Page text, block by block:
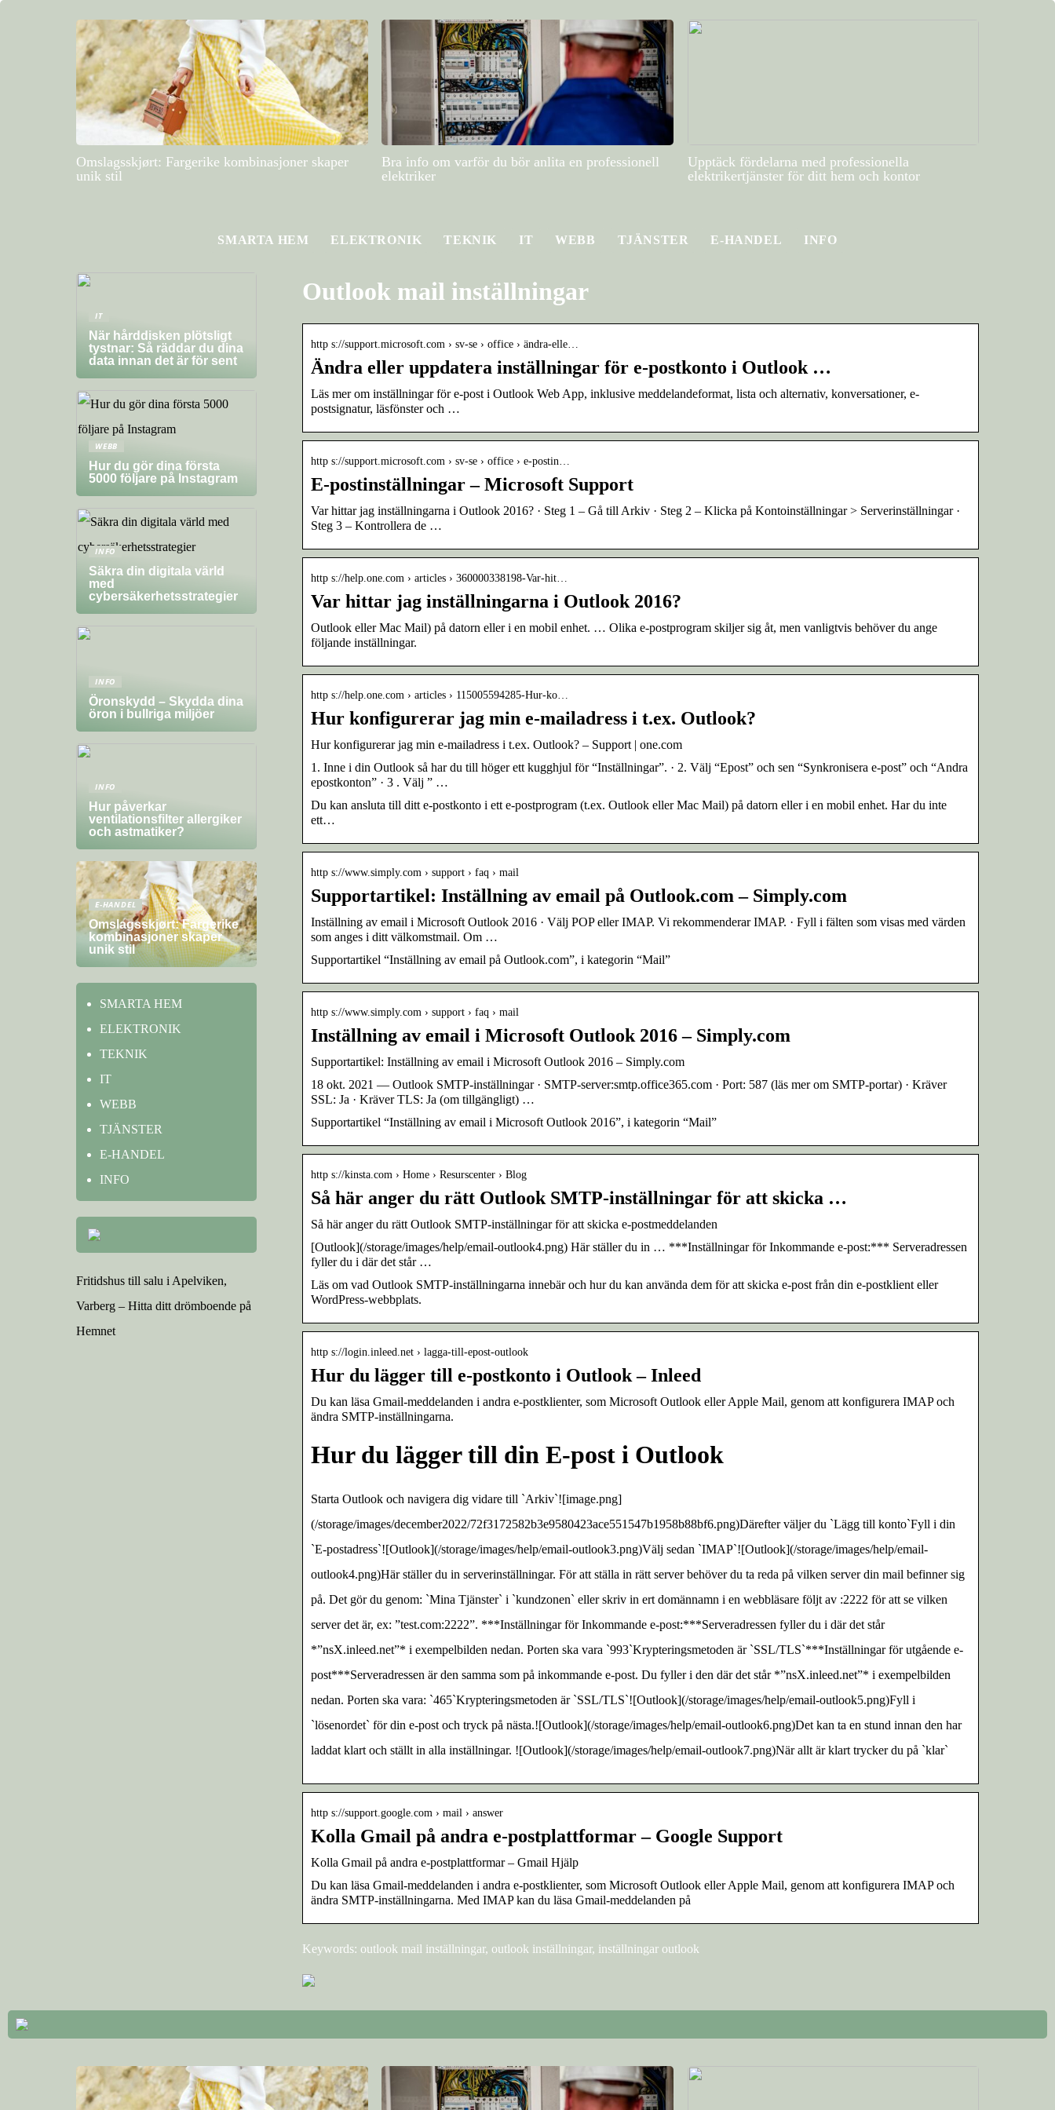
Omslagsskjørt: Fargerike kombinasjoner skaper
unik stil
Bra info om varför du bör anlita en professionell
elektriker
Upptäck fördelarna med professionella
elektrikertjänster för ditt hem och kontor
SMARTA HEM ELEKTRONIK TEKNIK IT WEBB TJÄNSTER E-HANDEL INFO
Outlook mail inställningar
http s://support.microsoft.com › sv-se › office › ändra-elle…
Ändra eller uppdatera inställningar för e-postkonto i Outlook …
Läs mer om inställningar för e-post i Outlook Web App, inklusive meddelandeformat, lista och alternativ, konversationer, e-
postsignatur, läsfönster och …
http s://support.microsoft.com › sv-se › office › e-postin…
E-postinställningar – Microsoft Support
Var hittar jag inställningarna i Outlook 2016? · Steg 1 – Gå till Arkiv · Steg 2 – Klicka på Kontoinställningar > Serverinställningar ·
Steg 3 – Kontrollera de …
http s://help.one.com › articles › 360000338198-Var-hit…
Var hittar jag inställningarna i Outlook 2016?
Outlook eller Mac Mail) på datorn eller i en mobil enhet. … Olika e-postprogram skiljer sig åt, men vanligtvis behöver du ange
följande inställningar.
http s://help.one.com › articles › 115005594285-Hur-ko…
Hur konfigurerar jag min e-mailadress i t.ex. Outlook?
Hur konfigurerar jag min e-mailadress i t.ex. Outlook? – Support | one.com
1. Inne i din Outlook så har du till höger ett kugghjul för “Inställningar”. · 2. Välj “Epost” och sen “Synkronisera e-post” och “Andra
epostkonton” · 3 . Välj ” …
Du kan ansluta till ditt e-postkonto i ett e-postprogram (t.ex. Outlook eller Mac Mail) på datorn eller i en mobil enhet. Har du inte
ett…
http s://www.simply.com › support › faq › mail
Supportartikel: Inställning av email på Outlook.com – Simply.com
Inställning av email i Microsoft Outlook 2016 · Välj POP eller IMAP. Vi rekommenderar IMAP. · Fyll i fälten som visas med värden
som anges i ditt välkomstmail. Om …
Supportartikel “Inställning av email på Outlook.com”, i kategorin “Mail”
http s://www.simply.com › support › faq › mail
Inställning av email i Microsoft Outlook 2016 – Simply.com
Supportartikel: Inställning av email i Microsoft Outlook 2016 – Simply.com
18 okt. 2021 — Outlook SMTP-inställningar · SMTP-server:smtp.office365.com · Port: 587 (läs mer om SMTP-portar) · Kräver
SSL: Ja · Kräver TLS: Ja (om tillgängligt) …
Supportartikel “Inställning av email i Microsoft Outlook 2016”, i kategorin “Mail”
http s://kinsta.com › Home › Resurscenter › Blog
Så här anger du rätt Outlook SMTP-inställningar för att skicka …
Så här anger du rätt Outlook SMTP-inställningar för att skicka e-postmeddelanden
[Outlook](/storage/images/help/email-outlook4.png) Här ställer du in … ***Inställningar för Inkommande e-post:*** Serveradressen
fyller du i där det står …
Läs om vad Outlook SMTP-inställningarna innebär och hur du kan använda dem för att skicka e-post från din e-postklient eller
WordPress-webbplats.
http s://login.inleed.net › lagga-till-epost-outlook
Hur du lägger till e-postkonto i Outlook – Inleed
Du kan läsa Gmail-meddelanden i andra e-postklienter, som Microsoft Outlook eller Apple Mail, genom att konfigurera IMAP och
ändra SMTP-inställningarna.
Hur du lägger till din E-post i Outlook
Starta Outlook och navigera dig vidare till `Arkiv`![image.png]
(/storage/images/december2022/72f3172582b3e9580423ace551547b1958b88bf6.png)Därefter väljer du `Lägg till konto`Fyll i din
`E-postadress`![Outlook](/storage/images/help/email-outlook3.png)Välj sedan `IMAP`![Outlook](/storage/images/help/email-
outlook4.png)Här ställer du in serverinställningar. För att ställa in rätt server behöver du ta reda på vilken server din mail befinner sig
på. Det gör du genom: `Mina Tjänster` i `kundzonen` eller skriv in ert domännamn i en webbläsare följt av :2222 för att se vilken
server det är, ex: ”test.com:2222”. ***Inställningar för Inkommande e-post:***Serveradressen fyller du i där det står
*”nsX.inleed.net”* i exempelbilden nedan. Porten ska vara `993`Krypteringsmetoden är `SSL/TLS`***Inställningar för utgående e-
post***Serveradressen är den samma som på inkommande e-post. Du fyller i den där det står *”nsX.inleed.net”* i exempelbilden
nedan. Porten ska vara: `465`Krypteringsmetoden är `SSL/TLS`![Outlook](/storage/images/help/email-outlook5.png)Fyll i
`lösenordet` för din e-post och tryck på nästa.![Outlook](/storage/images/help/email-outlook6.png)Det kan ta en stund innan den har
laddat klart och ställt in alla inställningar. ![Outlook](/storage/images/help/email-outlook7.png)När allt är klart trycker du på `klar`
http s://support.google.com › mail › answer
Kolla Gmail på andra e-postplattformar – Google Support
Kolla Gmail på andra e-postplattformar – Gmail Hjälp
Du kan läsa Gmail-meddelanden i andra e-postklienter, som Microsoft Outlook eller Apple Mail, genom att konfigurera IMAP och
ändra SMTP-inställningarna. Med IMAP kan du läsa Gmail-meddelanden på
Keywords: outlook mail inställningar, outlook inställningar, inställningar outlook
IT
När hårddisken plötsligt
tystnar: Så räddar du dina
data innan det är för sent
WEBB
Hur du gör dina första
5000 följare på Instagram
INFO
Säkra din digitala värld
med
cybersäkerhetsstrategier
INFO
Öronskydd – Skydda dina
öron i bullriga miljöer
INFO
Hur påverkar
ventilationsfilter allergiker
och astmatiker?
E-HANDEL
Omslagsskjørt: Fargerike
kombinasjoner skaper
unik stil
SMARTA HEM
ELEKTRONIK
TEKNIK
IT
WEBB
TJÄNSTER
E-HANDEL
INFO
Fritidshus till salu i Apelviken,
Varberg – Hitta ditt drömboende på
Hemnet